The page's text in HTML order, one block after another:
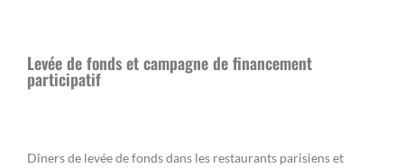
Levée de fonds et campagne de financement
participatif
Dîners de levée de fonds dans les restaurants parisiens et